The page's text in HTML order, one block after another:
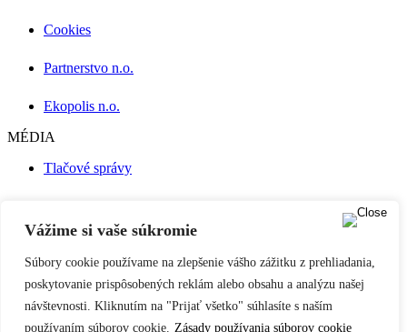
Vážime si vaše súkromie
Súbory cookie používame na zlepšenie vášho zážitku z prehliadania,
poskytovanie prispôsobených reklám alebo obsahu a analýzu našej
návštevnosti. Kliknutím na "Prijať všetko" súhlasíte s naším
používaním súborov cookie. Zásady používania súborov cookie
Cookies
Partnerstvo n.o.
Ekopolis n.o.
MÉDIA
Tlačové správy
Naše podcasty
Filmy a videá